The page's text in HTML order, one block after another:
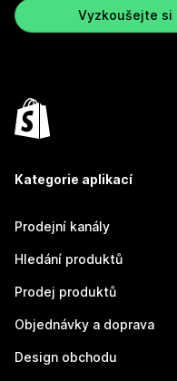
Vyzkoušejte si
Kategorie aplikací
Prodejní kanály
Hledání produktů
Prodej produktů
Objednávky a doprava
Design obchodu